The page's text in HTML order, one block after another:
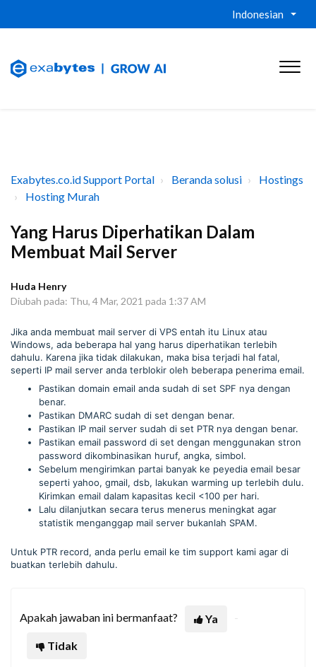
Indonesian
Exabytes.co.id Support Portal Beranda solusi
Hostings
Hosting Murah
Yang Harus Diperhatikan Dalam
Membuat Mail Server
Huda Henry
Diubah pada: Thu, 4 Mar, 2021 pada 1:37 AM
Jika anda membuat mail server di VPS entah itu Linux atau
Windows, ada beberapa hal yang harus diperhatikan terlebih
dahulu. Karena jika tidak dilakukan, maka bisa terjadi hal fatal,
seperti IP mail server anda terblokir oleh beberapa penerima email.
Pastikan domain email anda sudah di set SPF nya dengan
benar.
Pastikan DMARC sudah di set dengan benar.
Pastikan IP mail server sudah di set PTR nya dengan benar.
Pastikan email password di set dengan menggunakan stron
password dikombinasikan huruf, angka, simbol.
Sebelum mengirimkan partai banyak ke peyedia email besar
seperti yahoo, gmail, dsb, lakukan warming up terlebih dulu.
Kirimkan email dalam kapasitas kecil <100 per hari.
Lalu dilanjutkan secara terus menerus meningkat agar
statistik menganggap mail server bukanlah SPAM.
Untuk PTR record, anda perlu email ke tim support kami agar di
buatkan terlebih dahulu.
Apakah jawaban ini bermanfaat?
Ya
Tidak